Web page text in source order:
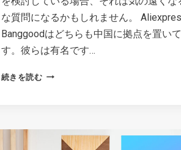
な質問になるかもしれません。
Banggoodはどちらも中国に拠点を置い
す。彼らは有名です…
続きを読むALIEXPRESS